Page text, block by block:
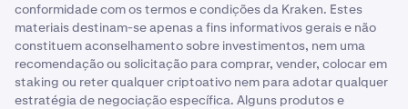
conformidade com os termos e condições da Kraken. Estes
materiais destinam-se apenas a fins informativos gerais e não
constituem aconselhamento sobre investimentos, nem uma
recomendação ou solicitação para comprar, vender, colocar em
staking ou reter qualquer criptoativo nem para adotar qualquer
estratégia de negociação específica. Alguns produtos e